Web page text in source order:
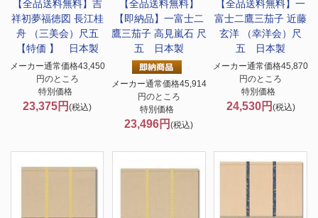
【全品送料無料】 吉
祥初夢福徳図 長江桂
舟 （三美会）尺五
【特価 】 日本製
メーカー通常価格43,450
円のところ
特別価格
23,375円(税込)
【全品送料無料】
【即納品】一富士二
鷹三茄子 高見嵐石 尺
五 日本製
メーカー通常価格45,914
円のところ
特別価格
23,496円(税込)
【全品送料無料】一
富士二鷹三茄子 近藤
玄洋 （幸洋会）尺
五 日本製
メーカー通常価格45,870
円のところ
特別価格
24,530円 (税込)